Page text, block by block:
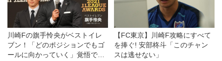
川崎Fの旗手怜央がベストイレ
ブン！「どのポジションでもゴ
ールに向かっていく」覚悟でう
【FC東京】川崎F攻略にすべて
を捧ぐ! 安部柊斗「このチャン
スは逃せない」